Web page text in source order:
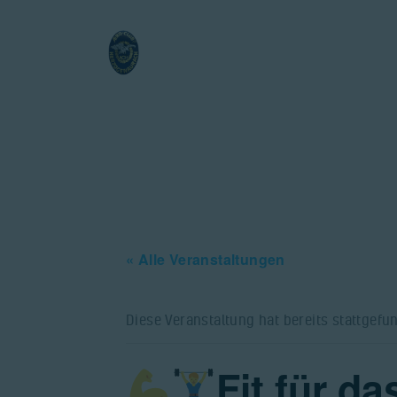
« Alle Veranstaltungen
Diese Veranstaltung hat bereits